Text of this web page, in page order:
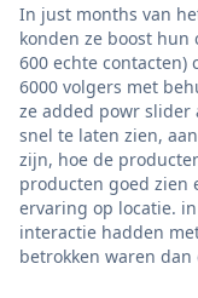
In just months van
konden ze boost hun
600 echte
6000 volgers met
ze added powr slider
snel te laten zien,
zijn, hoe de
producten goed zien
ervaring op locatie.
interactie hadden
betrokken waren